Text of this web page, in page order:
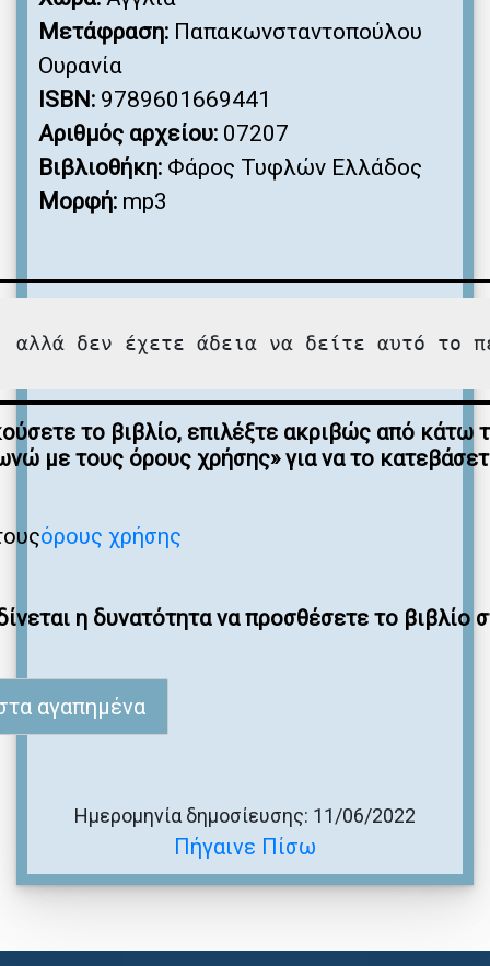
Μετάφραση: Παπακωνσταντοπούλου
Ουρανία
ISBN: 9789601669441
Αριθμός αρχείου: 07207
Βιβλιοθήκη: Φάρος Τυφλών Ελλάδος
Μορφή: mp3
αλλά δεν έχετε άδεια να δείτε αυτό το
το βιβλίο, επιλέξτε ακριβώς από κάτω
με τους όρους χρήσης» για να το
όρους χρήσης
η δυνατότητα να προσθέσετε το βιβλίο
αγαπημένα
Πήγαινε Πίσω
Ημερομηνία δημοσίευσης: 11/06/2022